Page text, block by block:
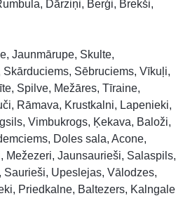
Dārziņi, Berģi, Brekši,
Jaunmārupe, Skulte,
Sēbruciems, Vīkuļi,
Spilve, Mežāres, Tīraine,
Rāmava, Krustkalni, Lapenieki,
Vimbukrogs, Ķekava, Baloži,
Doles sala, Acone,
Mežezeri, Jaunsaurieši, Salaspils,
Upeslejas, Vālodzes,
Priedkalne, Baltezers, Kalngale